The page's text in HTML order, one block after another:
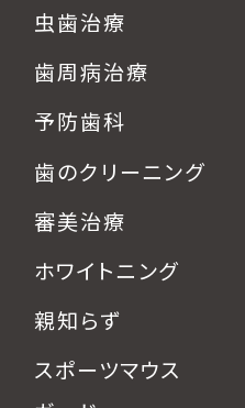
虫歯治療
歯周病治療
予防歯科
歯のクリーニング
審美治療
ホワイトニング
親知らず
スポーツマウス